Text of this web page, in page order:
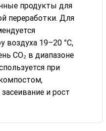
продукты для
переработки. Для
воздуха 19–20 °C,
CO₂ в диапазоне
при
и рост